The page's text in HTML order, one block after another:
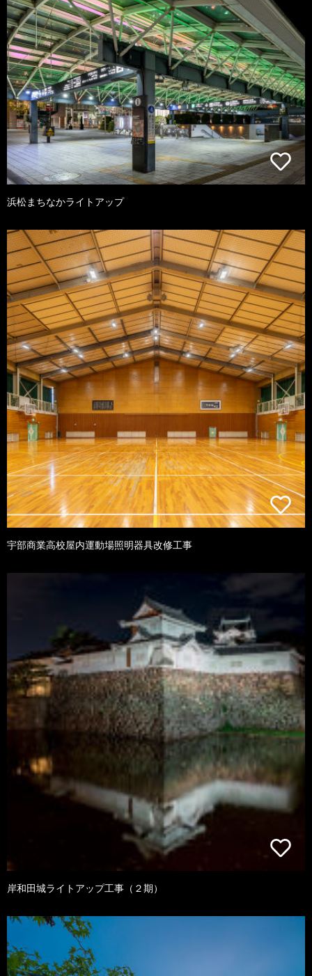
浜松まちなかライトアップ
宇部商業高校屋内運動場照明器具改修工事
岸和田城ライトアップ工事（２期）